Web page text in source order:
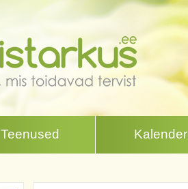
Teenused Kalender